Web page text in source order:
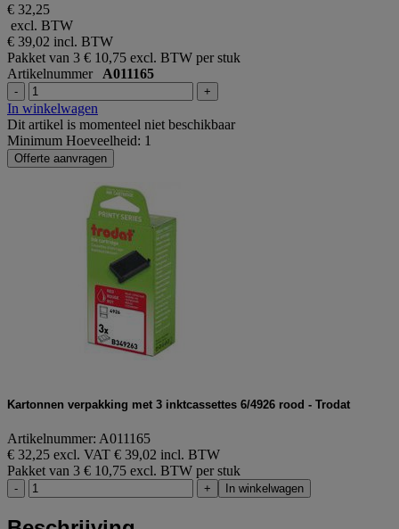
€ 32,25
excl. BTW
€ 39,02 incl. BTW
Pakket van 3 € 10,75 excl. BTW per stuk
Artikelnummer A011165
- +
In winkelwagen
Dit artikel is momenteel niet beschikbaar
Minimum Hoeveelheid: 1
Offerte aanvragen
Kartonnen verpakking met 3 inktcassettes 6/4926 rood - Trodat
Artikelnummer: A011165
€ 32,25 excl. VAT € 39,02 incl. BTW
Pakket van 3 € 10,75 excl. BTW per stuk
- + In winkelwagen